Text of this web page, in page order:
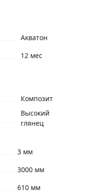
Акватон
12 мес
Композит
Высокий
глянец
3 мм
3000 мм
610 мм